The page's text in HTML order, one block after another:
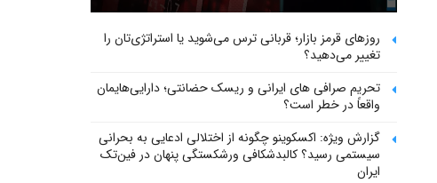
روزهای قرمز بازار؛ قربانی ترس می‌شوید یا استراتژی‌تان را
تغییر می‌دهید؟
تحریم صرافی های ایرانی و ریسک حضانتی؛ دارایی‌هایمان
واقعاً در خطر است؟
گزارش ویژه: اکسکوینو چگونه از اختلالی ادعایی به بحرانی
سیستمی رسید؟ کالبدشکافی ورشکستگی پنهان در فین‌تک
ایران